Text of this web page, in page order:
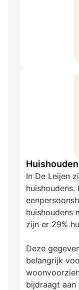
In De Leijen
huishoudens
zijn er 29%
Deze
belangrijk
bijdraagt aan